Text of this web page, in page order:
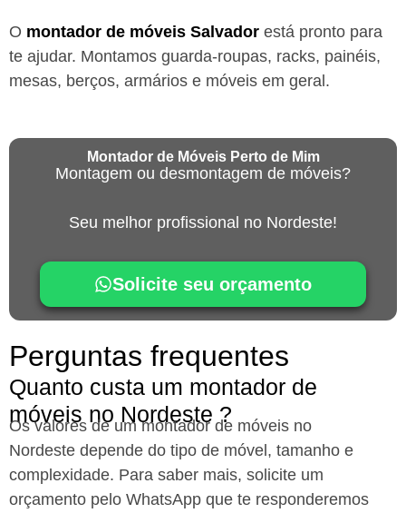
O montador de móveis Salvador está pronto para
te ajudar. Montamos guarda-roupas, racks, painéis,
mesas, berços, armários e móveis em geral.
Montador de Móveis Perto de Mim
Montagem ou desmontagem de móveis?
Seu melhor profissional no Nordeste!
Solicite seu orçamento
Perguntas frequentes
Quanto custa um montador de
móveis no Nordeste ?
Os valores de um montador de móveis no
Nordeste depende do tipo de móvel, tamanho e
complexidade. Para saber mais, solicite um
orçamento pelo WhatsApp que te responderemos